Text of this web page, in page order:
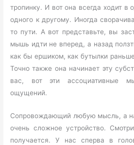
тропинку. И вот она всегда ходит в
одного к другому. Иногда
то пути. А вот представьте, вы
мышь идти не вперед, а назад
как бы ершиком, как бутылки
Точно также она начинает эту
вас, вот эти ассоциативные
ощущений.
Сопровождающий любую мысль, а
очень сложное устройство.
получается. У нас сперва в